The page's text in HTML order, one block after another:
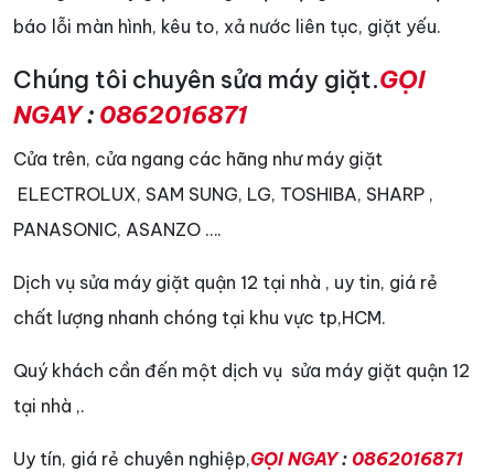
báo lỗi màn hình, kêu to, xả nước liên tục, giặt yếu.
Chúng tôi chuyên sửa máy giặt.GỌI
NGAY: 0862016871
Cửa trên, cửa ngang các hãng như máy giặt
ELECTROLUX, SAM SUNG, LG, TOSHIBA, SHARP ,
PANASONIC, ASANZO ….
Dịch vụ sửa máy giặt quận 12 tại nhà , uy tin, giá rẻ
chất lượng nhanh chóng tại khu vực tp,HCM.
Quý khách cần đến một dịch vụ sửa máy giặt quận 12
tại nhà ,.
Uy tín, giá rẻ chuyên nghiệp,GỌI NGAY: 0862016871